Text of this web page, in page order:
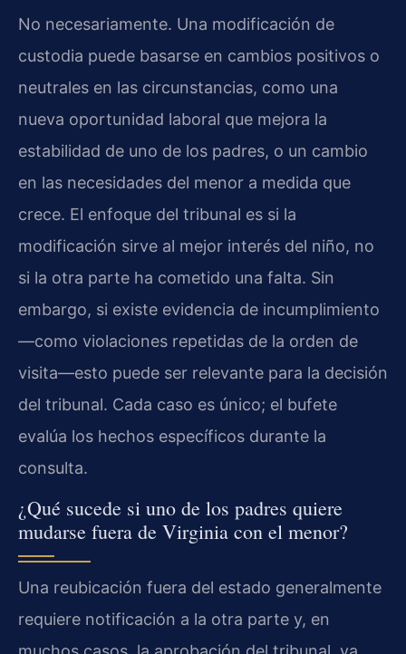
No necesariamente. Una modificación de
custodia puede basarse en cambios positivos o
neutrales en las circunstancias, como una
nueva oportunidad laboral que mejora la
estabilidad de uno de los padres, o un cambio
en las necesidades del menor a medida que
crece. El enfoque del tribunal es si la
modificación sirve al mejor interés del niño, no
si la otra parte ha cometido una falta. Sin
embargo, si existe evidencia de incumplimiento
—como violaciones repetidas de la orden de
visita—esto puede ser relevante para la decisión
del tribunal. Cada caso es único; el bufete
evalúa los hechos específicos durante la
consulta.
¿Qué sucede si uno de los padres quiere
mudarse fuera de Virginia con el menor?
Una reubicación fuera del estado generalmente
requiere notificación a la otra parte y, en